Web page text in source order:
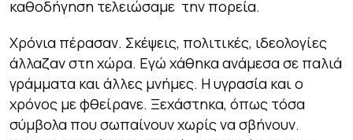
καθοδήγηση τελειώσαμε την πορεία.
Χρόνια πέρασαν. Σκέψεις, πολιτικές, ιδεολογίες
άλλαζαν στη χώρα. Εγώ χάθηκα ανάμεσα σε παλιά
γράμματα και άλλες μνήμες. Η υγρασία και ο
χρόνος με φθείρανε. Ξεχάστηκα, όπως τόσα
σύμβολα που σωπαίνουν χωρίς να σβήνουν.